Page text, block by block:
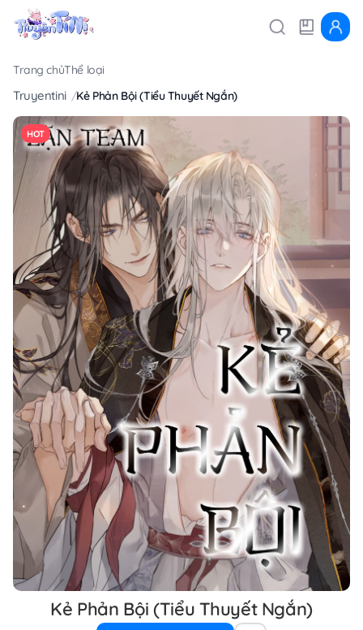
Trang chủThể loại
Truyentini Kẻ Phản Bội (Tiểu Thuyết Ngắn)
HOT
Kẻ Phản Bội (Tiểu Thuyết Ngắn)